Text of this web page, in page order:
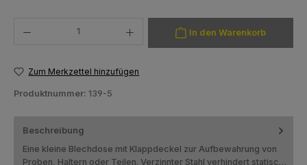
In den Warenkorb
Zum Merkzettel hinzufügen
Produktnummer: 139-5
Beschreibung
Eine kleine Blechdose mit Klappdeckel zur Aufbewahrung von
Proben, Haltern oder Teilen. Verzinnter Stahl verhindert statisc…